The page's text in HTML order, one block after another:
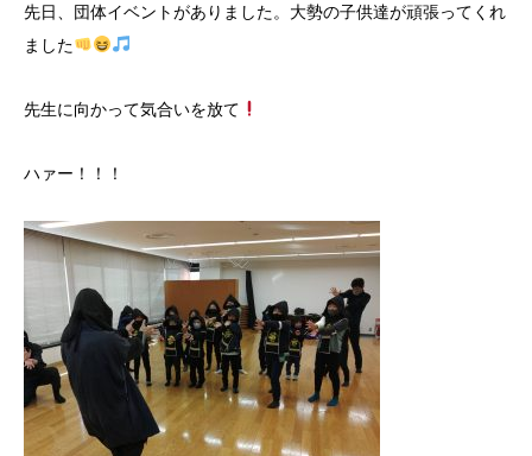
先日、団体イベントがありました。大勢の子供達が頑張ってくれ
ました
先生に向かって気合いを放て
ハァー！！！